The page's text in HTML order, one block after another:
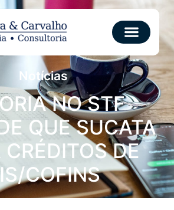
Notícias
NO STF
QUE SUCATA
CRÉDITOS DE
COFINS